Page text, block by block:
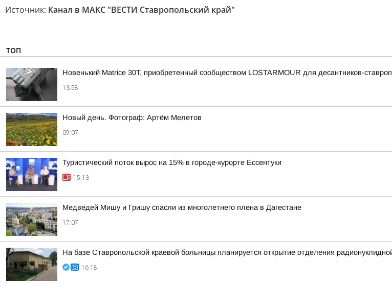
Источник: Канал в МАКС "ВЕСТИ Ставропольский край"
ТОП
Новенький Matrice 30T, приобретенный сообществом LOSTARMOUR для десантников-
13:58
Новый день. Фотограф: Артём Мелетов
09:07
Туристический поток вырос на 15% в городе-курорте Ессентуки
15:13
Медведей Мишу и Гришу спасли из многолетнего плена в Дагестане
17:07
На базе Ставропольской краевой больницы планируется открытие отделения
16:18